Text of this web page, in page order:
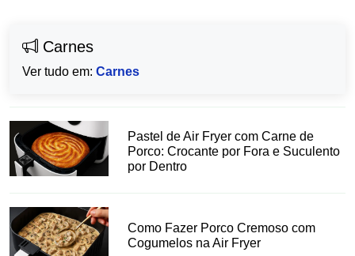
Carnes
Ver tudo em: Carnes
Pastel de Air Fryer com Carne de
Porco: Crocante por Fora e Suculento
por Dentro
Como Fazer Porco Cremoso com
Cogumelos na Air Fryer